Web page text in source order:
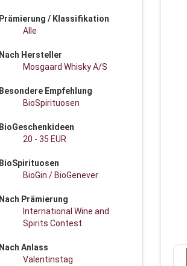
Prämierung / Klassifikation
Alle
Nach Hersteller
Mosgaard Whisky A/S
Besondere Empfehlung
BioSpirituosen
BioGeschenkideen
20 - 35 EUR
BioSpirituosen
BioGin / BioGenever
Nach Prämierung
International Wine and
Spirits Contest
Nach Anlass
Valentinstag